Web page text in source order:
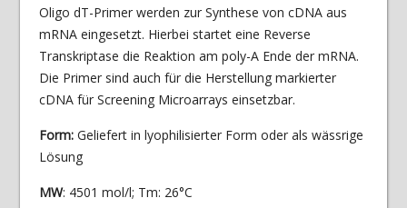
Oligo dT-Primer werden zur Synthese von cDNA aus
mRNA eingesetzt. Hierbei startet eine Reverse
Transkriptase die Reaktion am poly-A Ende der mRNA.
Die Primer sind auch für die Herstellung markierter
cDNA für Screening Microarrays einsetzbar.
Form: Geliefert in lyophilisierter Form oder als wässrige
Lösung
MW: 4501 mol/l; Tm: 26°C